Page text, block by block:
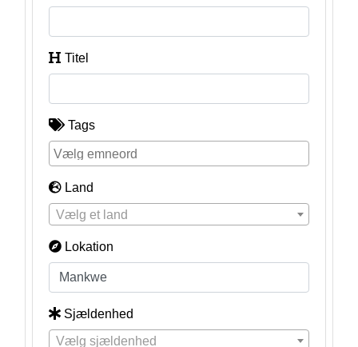
Titel
Tags
Land
Vælg et land
Lokation
Sjældenhed
Vælg sjældenhed